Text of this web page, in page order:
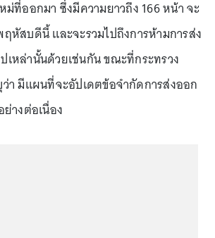
ม่ที่ออกมา ซึ่งมีความยาวถึง 166 หน้า จะ
หัสบดีนี้ และจะรวมไปถึงการห้ามการส่ง
หล่านั้นด้วยเช่นกัน ขณะที่กระทรวง
า มีแผนที่จะอัปเดตข้อจำกัดการส่งออก
างต่อเนื่อง